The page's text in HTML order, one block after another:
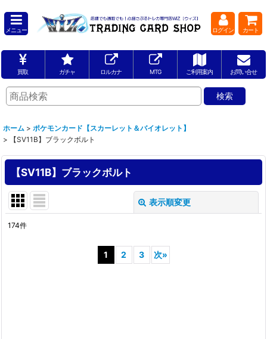
メニュー ログイン カート
買取 ガチャ ロルカナ MTG ご利用案内 お問い合せ
ホーム > ポケモンカード【スカーレット＆バイオレット】
>
【SV11B】ブラックボルト
【SV11B】ブラックボルト
表示順変更
174件
1 2 3 次»